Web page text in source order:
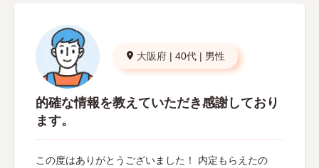
大阪府 | 40代 | 男性
的確な情報を教えていただき感謝しており
ます。
この度はありがとうございました！ 内定もらえたの